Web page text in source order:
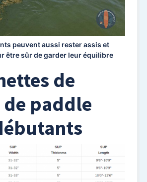
peuvent aussi rester assis et
être sûr de garder leur équilibre
de
paddle